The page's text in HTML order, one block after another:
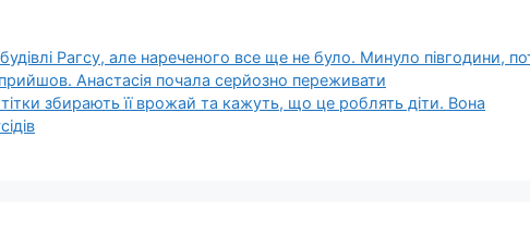
Рагсу, але нареченого все ще не було. Минуло півгодини,
Анастасія почала серйозно переживати
збирають її врожай та кажуть, що це роблять діти. Вона